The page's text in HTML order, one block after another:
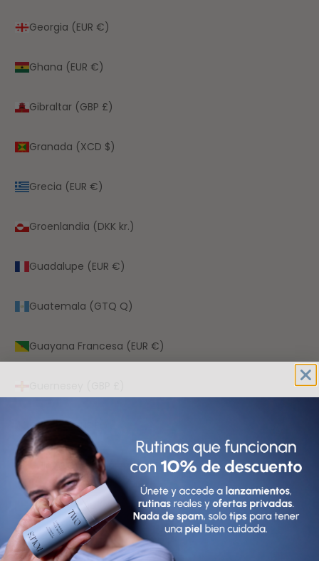
Georgia (EUR €)
Ghana (EUR €)
Gibraltar (GBP £)
Granada (XCD $)
Grecia (EUR €)
Groenlandia (DKK kr.)
Guadalupe (EUR €)
Guatemala (GTQ Q)
Guayana Francesa (EUR €)
Guinea (GNF Fr)
Guinea Ecuatorial (XAF CFA)
Guinea-Bisáu (XOF Fr)
Guyana (GYD $)